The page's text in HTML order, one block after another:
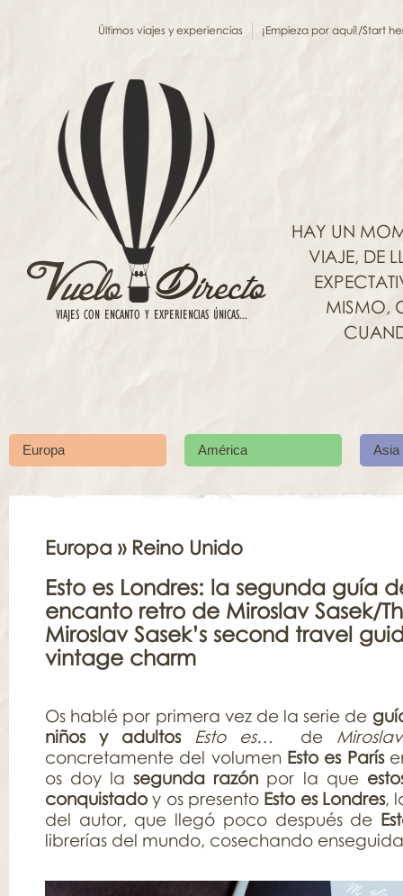
Últimos viajes y experiencias ¡Empieza por aquí!/Start
HAY UN
VIAJE, DE
MISMO,
Europa América Asia
Europa » Reino Unido
Esto es Londres: la segunda guía
encanto retro de Miroslav Sasek/
Miroslav Sasek’s second travel
vintage charm
Os hablé por primera vez de la serie de
niños y adultos
Esto es… de
concretamente del volumen Esto es París
os doy lasegunda razón por la que
conquistado y os presento Esto es Londres,
del autor, que llegó poco después de
librerías del mundo, cosechando